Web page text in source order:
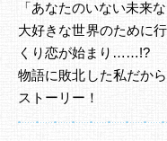
「あなたのいない未来
大好きな世界のために
くり恋が始まり……!?
物語に敗北した私だか
ストーリー！